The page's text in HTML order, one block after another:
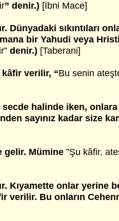
” denir.) [İbni Mace]
sıkıntıları
bir Yahudi veya
denir.) [Taberani]
kâfir verilir, “Bu senin
halinde iken,
sayınız kadar size
gelir. Mümine ”Şu kâfir,
Kıyamette onlar yerine
verilir. Bu onların